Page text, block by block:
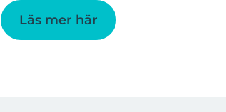
Läs mer här